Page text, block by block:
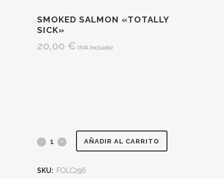
SMOKED SALMON «TOTALLY
SICK»
20,00 € (IVA Incluido)
SMOKED AÑADIR AL CARRITO
SKU: FOLC296